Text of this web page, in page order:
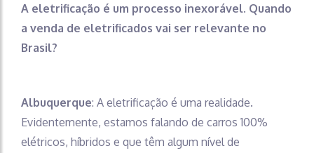
A eletrificação é um processo inexorável. Quando
a venda de eletrificados vai ser relevante no
Brasil?
Albuquerque: A eletrificação é uma realidade.
Evidentemente, estamos falando de carros 100%
elétricos, híbridos e que têm algum nível de